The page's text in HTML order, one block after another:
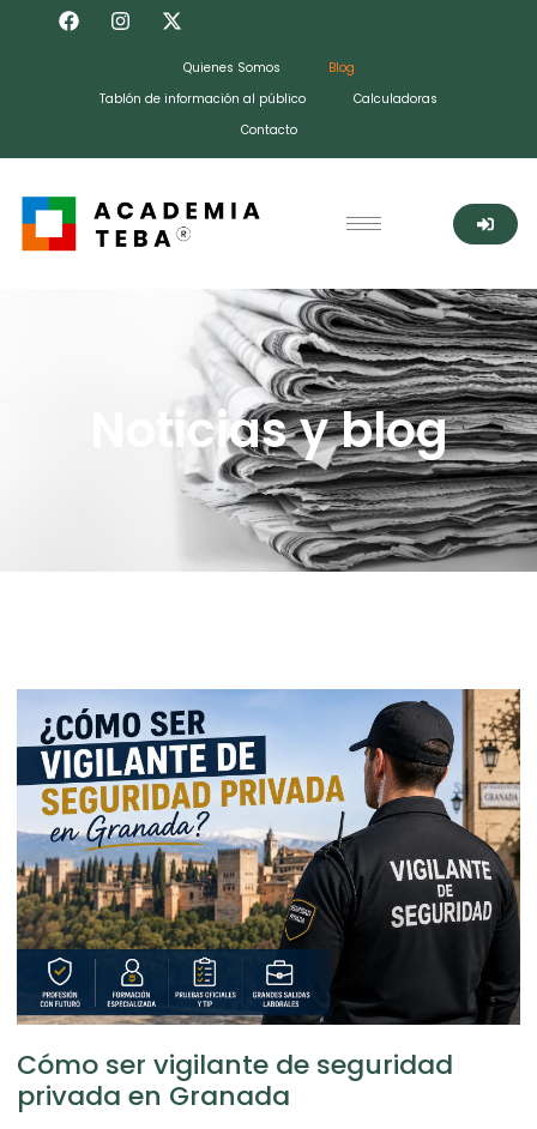
Quienes Somos
Blog
Tablón de información al público
Calculadoras
Contacto
Noticias y blog
Cómo ser vigilante de seguridad
privada en Granada